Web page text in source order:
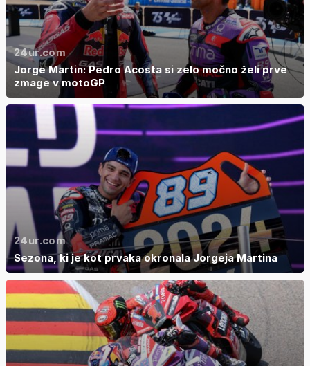
24ur.com
Jorge Martin: Pedro Acosta si zelo močno želi prve
zmage v motoGP
24ur.com
Sezona, ki je kot prvaka okronala Jorgeja Martina